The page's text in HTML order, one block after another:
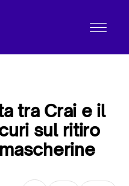
tra Crai e il
sul ritiro